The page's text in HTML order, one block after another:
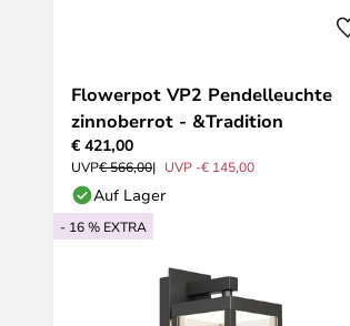
Flowerpot VP2 Pendelleuchte
zinnoberrot - &Tradition
€ 421,00
UVP€ 566,00 UVP -€ 145,00
Auf Lager
- 16 % EXTRA